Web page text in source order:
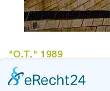
"O.T." 1989
EDELTRAUT RATH